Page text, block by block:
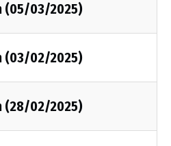
(05/03/2025)
(03/02/2025)
(28/02/2025)